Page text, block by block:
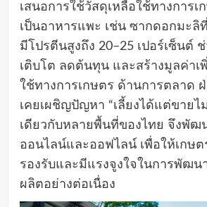
เสนอการใช้วัสดุเหลือใช้ทางการเ
เป็นอาหารแพะ เช่น ซากดอกมะลิ
มีโปรตีนสูงถึง 20–25 เปอร์เซ็นต์
เติบโต ลดต้นทุน และสร้างมูลค่าเ
ใช้ทางการเกษตร ด้านการตลาด
เคยเผชิญปัญหา “เลี้ยงได้แต่ขายไ
เดียวกับหลายพื้นที่ของไทย จึงพัฒ
ออนไลน์และออฟไลน์ เพื่อให้เกษ
รองรับและมีแรงจูงใจในการพัฒ
ผลิตอย่างต่อเนื่อง